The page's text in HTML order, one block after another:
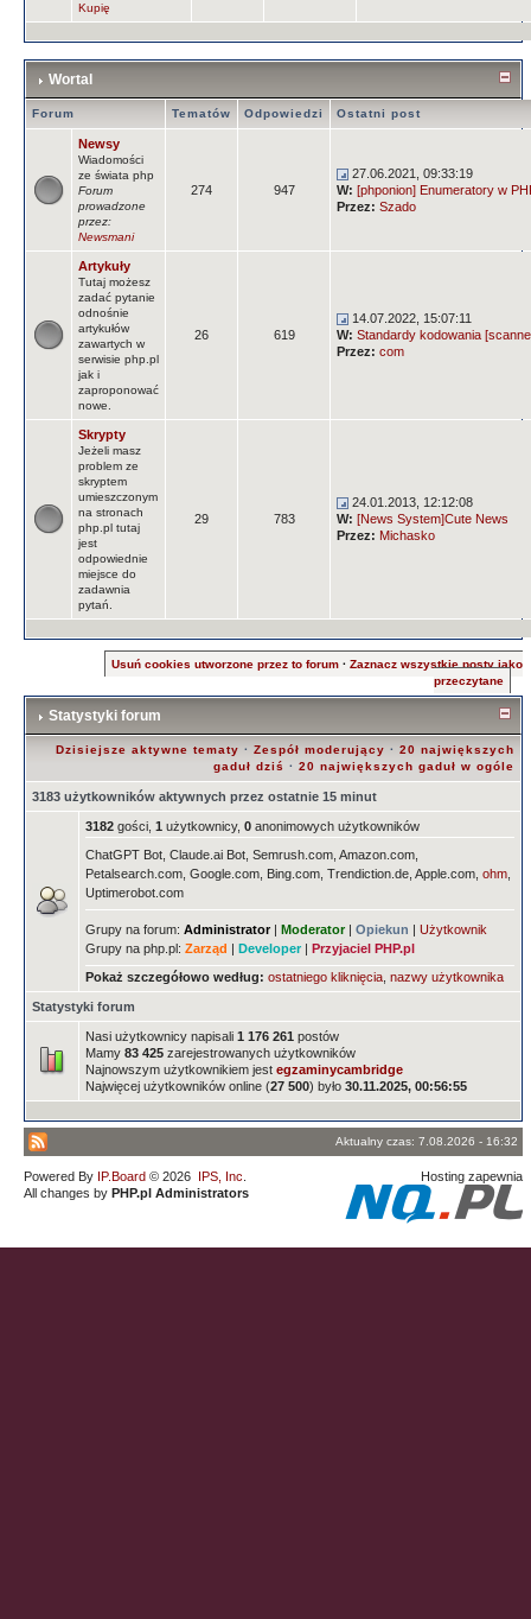
Kupię
Wortal
Forum Tematów Odpowiedzi Ostatni post
Newsy
Wiadomości
ze świata php
Forum
prowadzone
przez:
Newsmani
274 947
27.06.2021, 09:33:19
W: [phponion] Enumeratory w
Przez: Szado
Artykuły
Tutaj możesz
zadać pytanie
odnośnie
artykułów
zawartych w
serwisie php.pl
jak i
zaproponować
nowe.
26 619
14.07.2022, 15:07:11
W: Standardy kodowania
Przez: com
Skrypty
Jeżeli masz
problem ze
skryptem
umieszczonym
na stronach
php.pl tutaj
jest
odpowiednie
miejsce do
zadawnia
pytań.
29 783
24.01.2013, 12:12:08
W: [News System]Cute News
Przez: Michasko
Usuń cookies utworzone przez to forum ·Zaznacz wszystkie posty jako
przeczytane
Statystyki forum
Dzisiejsze aktywne tematy · Zespół moderujący · 20 największych
gaduł dziś · 20 największych gaduł w ogóle
3183 użytkowników aktywnych przez ostatnie 15 minut
3182 gości, 1 użytkownicy, 0 anonimowych użytkowników
ChatGPT Bot, Claude.ai Bot, Semrush.com, Amazon.com,
Petalsearch.com, Google.com, Bing.com, Trendiction.de, Apple.com, ohm
Uptimerobot.com
Grupy na forum: Administrator| Moderator| Opiekun | Użytkownik
Grupy na php.pl: Zarząd | Developer| Przyjaciel PHP.pl
Pokaż szczegółowo według: ostatniego kliknięcia nazwy użytkownika
Statystyki forum
Nasi użytkownicy napisali 1 176 261 postów
Mamy 83 425 zarejestrowanych użytkowników
Najnowszym użytkownikiem jest egzaminycambridge
Najwięcej użytkowników online (27 500) było 30.11.2025, 00:56:55
Aktualny czas: 7.08.2026 - 16:32
Powered By IP.Board © 2026 IPS, Inc
All changes by PHP.pl Administrators
Hosting zapewnia